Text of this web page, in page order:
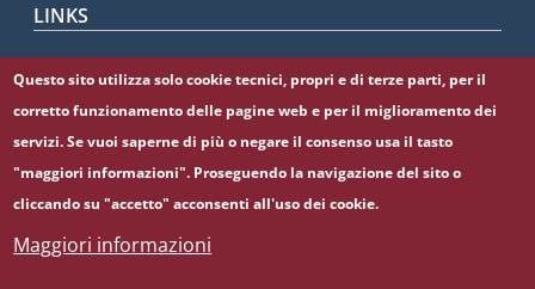
LINKS
CIAO
Sapienza Store
© Sapienza Università di Roma - Piazzale Aldo Moro 5,
Questo sito utilizza solo cookie tecnici, propri e di terze parti, per il
corretto funzionamento delle pagine web e per il miglioramento dei
servizi. Se vuoi saperne di più o negare il consenso usa il tasto
"maggiori informazioni". Proseguendo la navigazione del sito o
cliccando su "accetto" acconsenti all'uso dei cookie.
Maggiori informazioni